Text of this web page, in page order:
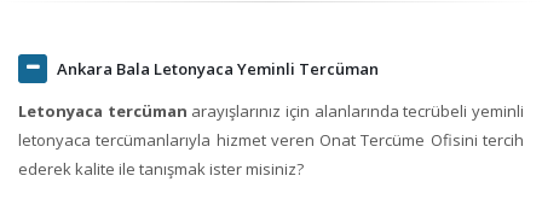
Ankara Bala Letonyaca Yeminli Tercüman
Letonyaca tercüman arayışlarınız için alanlarında tecrübeli yeminli
letonyaca tercümanlarıyla hizmet veren Onat Tercüme Ofisini tercih
ederek kalite ile tanışmak ister misiniz?